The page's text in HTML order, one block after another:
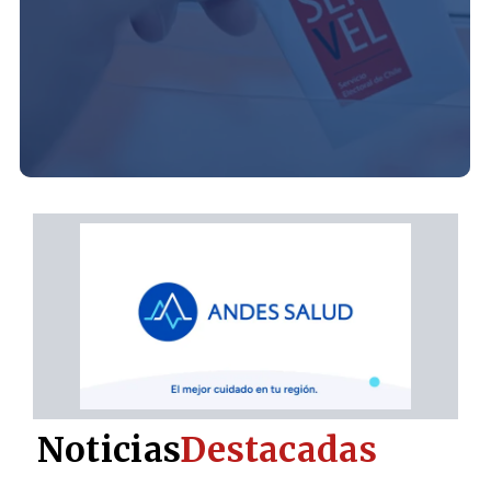
NoticiasDestacadas